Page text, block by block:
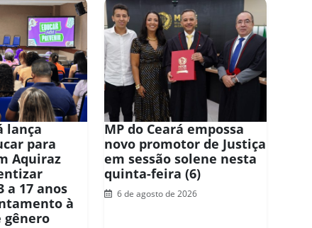
lança
para
Aquiraz
a 17 anos
à
gênero
MP do Ceará empossa
novo promotor de Justiça
em sessão solene nesta
quinta-feira (6)
6 de agosto de 2026